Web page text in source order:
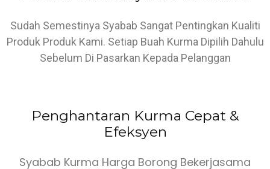
Sudah Semestinya Syabab Sangat Pentingkan Kualiti
Produk Produk Kami. Setiap Buah Kurma Dipilih Dahulu
Sebelum Di Pasarkan Kepada Pelanggan
Penghantaran Kurma Cepat &
Efeksyen
Syabab Kurma Harga Borong Bekerjasama